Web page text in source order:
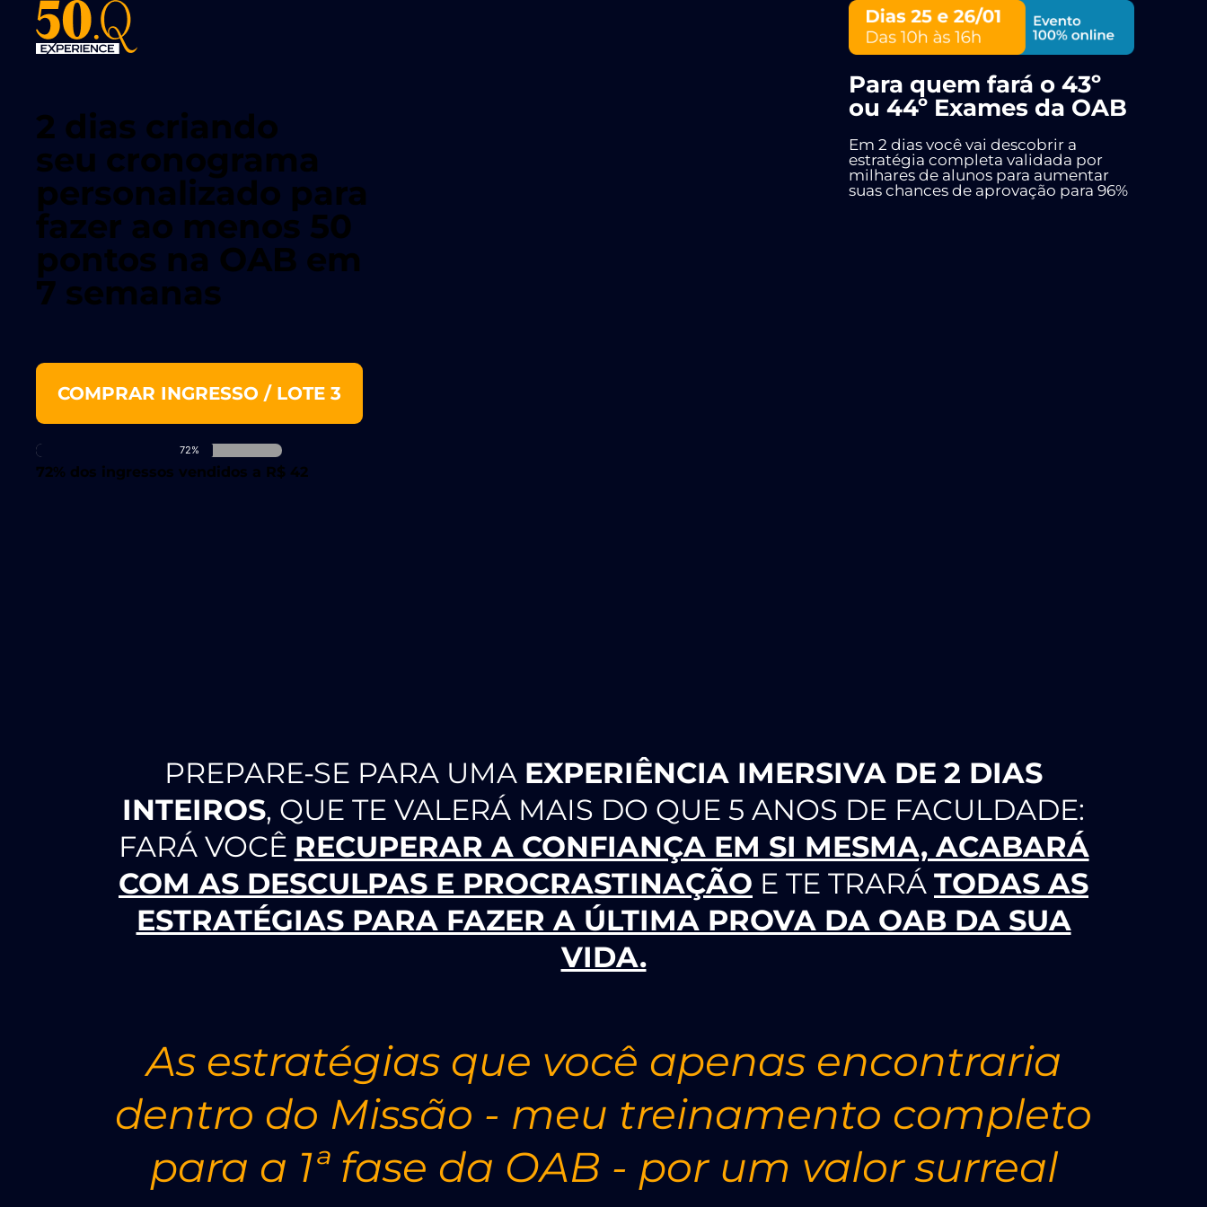
2 dias criando
seu cronograma
personalizado para
fazer ao menos 50
pontos na OAB em
7 semanas
COMPRAR INGRESSO / LOTE 3
72%
72% dos ingressos vendidos a R$ 42
Para quem fará o 43º
ou 44º Exames da OAB
Em 2 dias você vai descobrir a
estratégia completa validada por
milhares de alunos para aumentar
suas chances de aprovação para 96%
PREPARE-SE PARA UMA EXPERIÊNCIA IMERSIVA DE 2 DIAS
INTEIROS, QUE TE VALERÁ MAIS DO QUE 5 ANOS DE FACULDADE:
FARÁ VOCÊ RECUPERAR A CONFIANÇA EM SI MESMA, ACABARÁ
COM AS DESCULPAS E PROCRASTINAÇÃO E TE TRARÁ TODAS AS
ESTRATÉGIAS PARA FAZER A ÚLTIMA PROVA DA OAB DA SUA
VIDA.
As estratégias que você apenas encontraria
dentro do Missão - meu treinamento completo
para a 1ª fase da OAB - por um valor surreal